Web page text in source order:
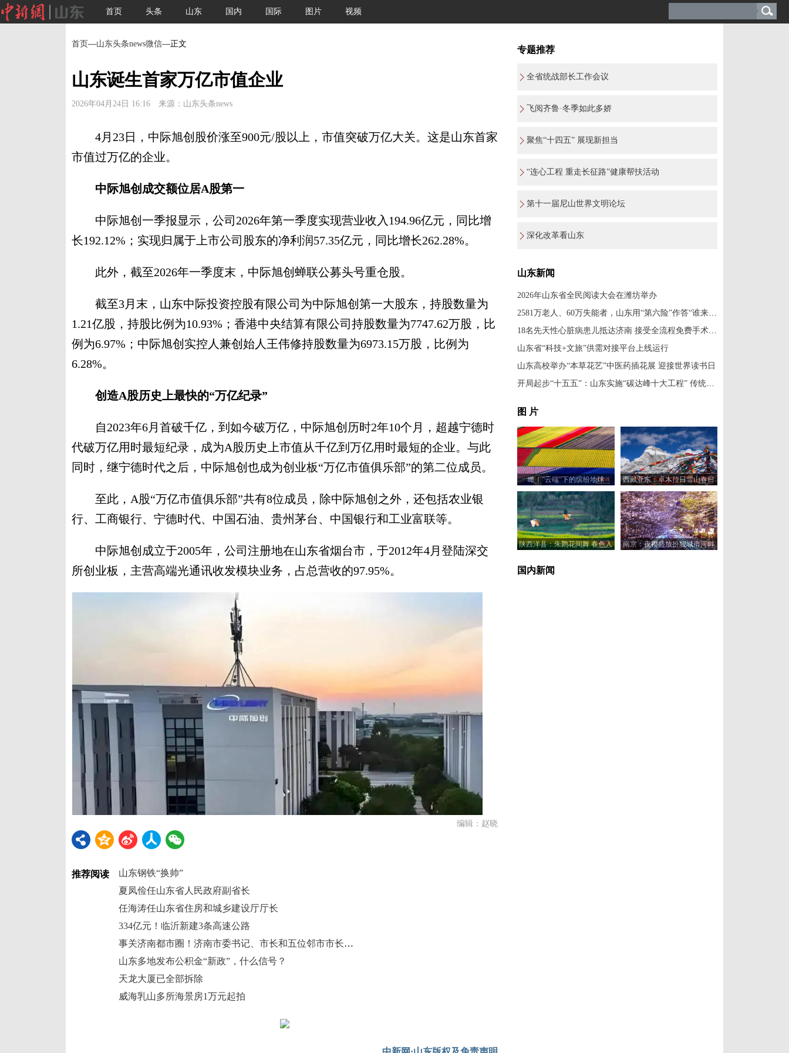
首页 头条 山东 国内 国际 图片 视频
首页—山东头条news微信—正文
山东诞生首家万亿市值企业
2026年04月24日 16:16 来源：山东头条news
4月23日，中际旭创股价涨至900元/股以上，市值突破万亿大关。这是山东首家
市值过万亿的企业。
中际旭创成交额位居A股第一
中际旭创一季报显示，公司2026年第一季度实现营业收入194.96亿元，同比增
长192.12%；实现归属于上市公司股东的净利润57.35亿元，同比增长262.28%。
此外，截至2026年一季度末，中际旭创蝉联公募头号重仓股。
截至3月末，山东中际投资控股有限公司为中际旭创第一大股东，持股数量为
1.21亿股，持股比例为10.93%；香港中央结算有限公司持股数量为7747.62万股，比
例为6.97%；中际旭创实控人兼创始人王伟修持股数量为6973.15万股，比例为
6.28%。
创造A股历史上最快的“万亿纪录”
自2023年6月首破千亿，到如今破万亿，中际旭创历时2年10个月，超越宁德时
代破万亿用时最短纪录，成为A股历史上市值从千亿到万亿用时最短的企业。与此
同时，继宁德时代之后，中际旭创也成为创业板“万亿市值俱乐部”的第二位成员。
至此，A股“万亿市值俱乐部”共有8位成员，除中际旭创之外，还包括农业银
行、工商银行、宁德时代、中国石油、贵州茅台、中国银行和工业富联等。
中际旭创成立于2005年，公司注册地在山东省烟台市，于2012年4月登陆深交
所创业板，主营高端光通讯收发模块业务，占总营收的97.95%。
编辑：赵晓
推荐阅读
山东钢铁“换帅”
夏凤俭任山东省人民政府副省长
任海涛任山东省住房和城乡建设厅厅长
334亿元！临沂新建3条高速公路
事关济南都市圈！济南市委书记、市长和五位邻市市长开会
山东多地发布公积金“新政”，什么信号？
天龙大厦已全部拆除
威海乳山多所海景房1万元起拍
专题推荐
全省统战部长工作会议
飞阅齐鲁·冬季如此多娇
聚焦“十四五” 展现新担当
“连心工程 重走长征路”健康帮扶活动
第十一届尼山世界文明论坛
深化改革看山东
山东新闻
2026年山东省全民阅读大会在潍坊举办
2581万老人、60万失能者，山东用“第六险”作答“谁来照护”这一难题
18名先天性心脏病患儿抵达济南 接受全流程免费手术治疗
山东省“科技+文旅”供需对接平台上线运行
山东高校举办“本草花艺”中医药插花展 迎接世界读书日
开局起步“十五五”：山东实施“碳达峰十大工程” 传统产业将“华丽转身”
图 片
瞰！“云端”下的缤纷地球
西藏亚东：卓木拉日雪山春日
风光美如画
陕西洋县：朱鹮花间舞 春色入
南京：夜樱盛放扮靓城市河畔
国内新闻